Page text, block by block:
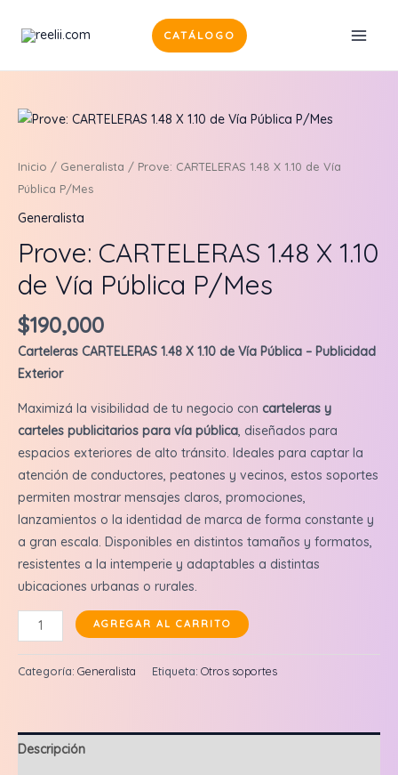
CATÁLOGO
Inicio / Generalista / Prove: CARTELERAS 1.48 X 1.10 de Vía
Pública P/Mes
Generalista
Prove: CARTELERAS 1.48 X 1.10
de Vía Pública P/Mes
$190,000
Carteleras CARTELERAS 1.48 X 1.10 de Vía Pública – Publicidad
Exterior
Maximizá la visibilidad de tu negocio con carteleras y
carteles publicitarios para vía pública, diseñados para
espacios exteriores de alto tránsito. Ideales para captar la
atención de conductores, peatones y vecinos, estos soportes
permiten mostrar mensajes claros, promociones,
lanzamientos o la identidad de marca de forma constante y
a gran escala. Disponibles en distintos tamaños y formatos,
resistentes a la intemperie y adaptables a distintas
ubicaciones urbanas o rurales.
Prove:
CARTELERAS
1.48
de
Vía
AGREGAR AL CARRITO
Categoría: Generalista Etiqueta: Otros soportes
Descripción